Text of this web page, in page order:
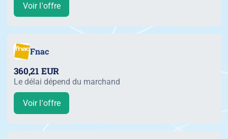
Voir l'offre
Fnac
360,21 EUR
Le délai dépend du marchand
Voir l'offre